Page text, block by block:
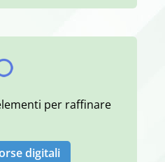
per raffinare
digitali